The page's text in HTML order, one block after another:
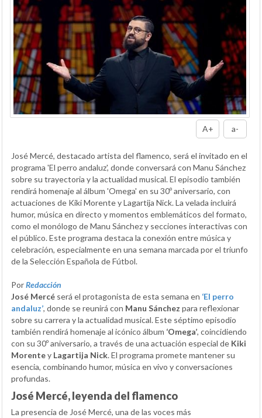
A+ a-
José Mercé, destacado artista del flamenco, será el invitado en el
programa 'El perro andaluz', donde conversará con Manu Sánchez
sobre su trayectoria y la actualidad musical. El episodio también
rendirá homenaje al álbum 'Omega' en su 30º aniversario, con
actuaciones de Kiki Morente y Lagartija Nick. La velada incluirá
humor, música en directo y momentos emblemáticos del formato,
como el monólogo de Manu Sánchez y secciones interactivas con
el público. Este programa destaca la conexión entre música y
celebración, especialmente en una semana marcada por el triunfo
de la Selección Española de Fútbol.
PorRedacción
José Mercé será el protagonista de esta semana en ‘El perro
andaluz’, donde se reunirá con Manu Sánchez para reflexionar
sobre su carrera y la actualidad musical. Este séptimo episodio
también rendirá homenaje al icónico álbum ‘Omega’, coincidiendo
con su 30º aniversario, a través de una actuación especial de Kiki
Morentey Lagartija Nick. El programa promete mantener su
esencia, combinando humor, música en vivo y conversaciones
profundas.
José Mercé, leyenda del flamenco
La presencia de José Mercé, una de las voces más